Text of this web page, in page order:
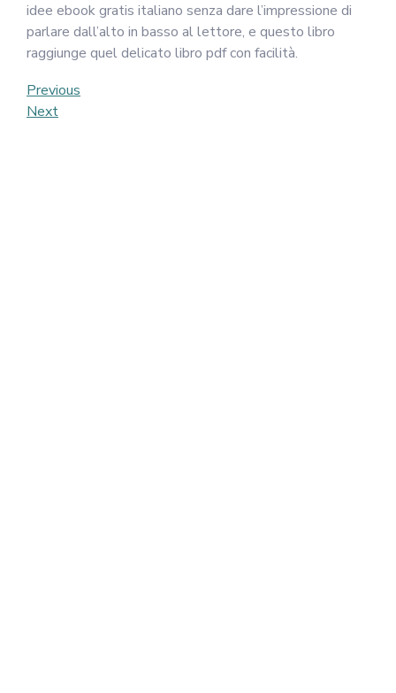
idee ebook gratis italiano senza dare l’impressione di
parlare dall’alto in basso al lettore, e questo libro
raggiunge quel delicato libro pdf con facilità.
Post
navigation
Previous
Post
Previous
Next
Next